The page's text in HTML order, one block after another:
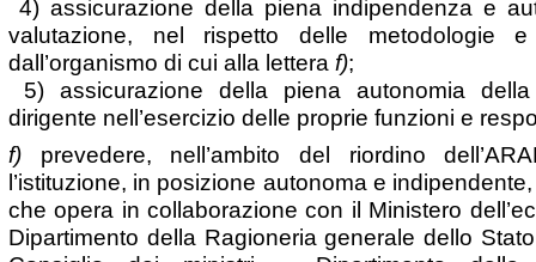
4) assicurazione della piena indipendenza e
valutazione, nel rispetto delle metodologie
dall’organismo di cui alla lettera f);
5) assicurazione della piena autonomia
dirigente nell’esercizio delle proprie funzioni e
f) prevedere, nell’ambito del riordino
l’istituzione, in posizione autonoma e
che opera in collaborazione con il Ministero
Dipartimento della Ragioneria generale dello